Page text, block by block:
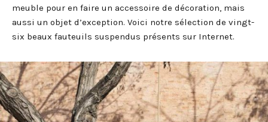
meuble pour en faire un accessoire de décoration, mais
aussi un objet d’exception. Voici notre sélection de vingt-
six beaux fauteuils suspendus présents sur Internet.